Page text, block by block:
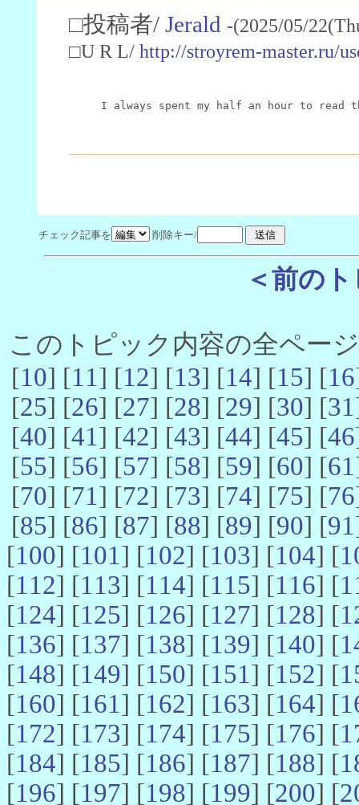
□投稿者/ Jerald -(2025/05/
□U R L/ http://stroyrem-master.ru/
I always spent my half an hour to
チェック記事を 削除キー/
＜前の
このトピック内容の全ペー
[10] [11] [12] [13] [14] [15] [16
[25] [26] [27] [28] [29] [30] [31
[40] [41] [42] [43] [44] [45] [46
[55] [56] [57] [58] [59] [60] [61
[70] [71] [72] [73] [74] [75] [76
[85] [86] [87] [88] [89] [90] [91
[100] [101] [102] [103] [104] [
[112] [113] [114] [115] [116] [
[124] [125] [126] [127] [128] [
[136] [137] [138] [139] [140] [
[148] [149] [150] [151] [152] [
[160] [161] [162] [163] [164] [
[172] [173] [174] [175] [176] [
[184] [185] [186] [187] [188] [
[196] [197] [198] [199] [200] [